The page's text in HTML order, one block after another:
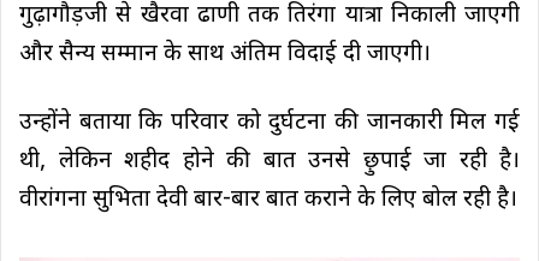
गुढ़ागौड़जी से खैरवा ढाणी तक तिरंगा यात्रा निकाली जाएगी
और सैन्य सम्मान के साथ अंतिम विदाई दी जाएगी।
उन्होंने बताया कि परिवार को दुर्घटना की जानकारी मिल गई
थी, लेकिन शहीद होने की बात उनसे छ़ुपाई जा रही है।
वीरांगना सुभिता देवी बार-बार बात कराने के लिए बोल रही है।